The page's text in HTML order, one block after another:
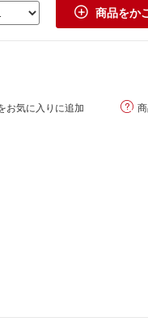
 商品をか
お気に入りに追加 